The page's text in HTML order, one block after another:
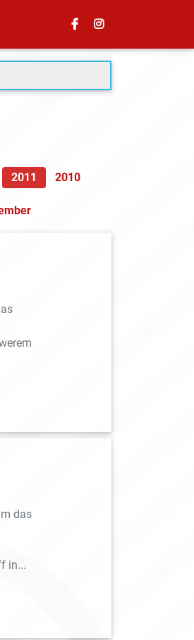
2011 2010
das
in...